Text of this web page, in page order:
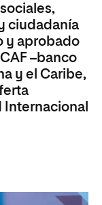
ciudadanía
y aprobado
–banco
y el Caribe,
Internacional